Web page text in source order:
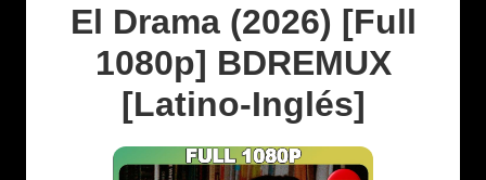
El Drama (2026) [Full
1080p] BDREMUX
[Latino-Inglés]